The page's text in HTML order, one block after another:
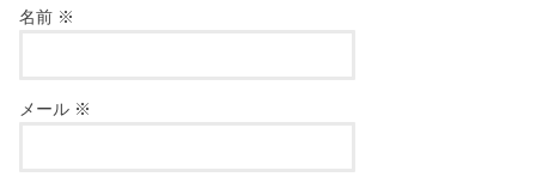
名前 ※
メール ※